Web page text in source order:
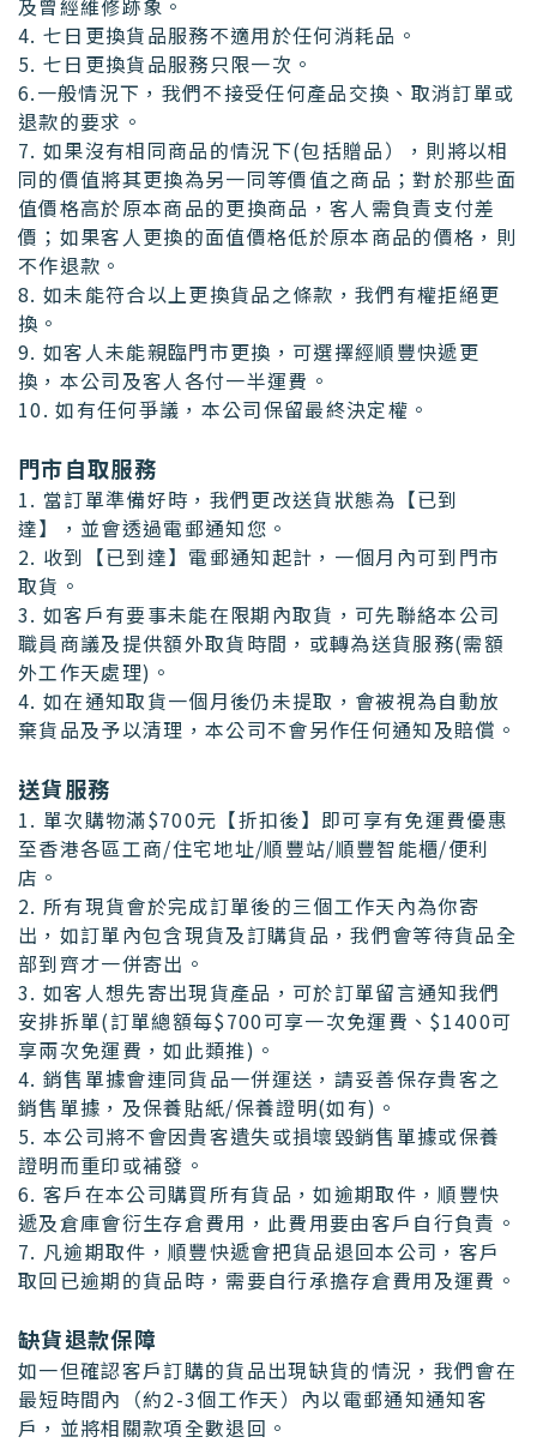
及曾經維修跡象。
4. 七日更換貨品服務不適用於任何消耗品。
5. 七日更換貨品服務只限一次。
6.一般情況下，我們不接受任何產品交換、取消訂單或
退款的要求。
7. 如果沒有相同商品的情況下(包括贈品），則將以相
同的價值將其更換為另一同等價值之商品；對於那些面
值價格高於原本商品的更換商品，客人需負責支付差
價；如果客人更換的面值價格低於原本商品的價格，則
不作退款。
8. 如未能符合以上更換貨品之條款，我們有權拒絕更
換。
9. 如客人未能親臨門市更換，可選擇經順豐快遞更
換，本公司及客人各付一半運費。
10. 如有任何爭議，本公司保留最終決定權。
門市自取服務
1. 當訂單準備好時，我們更改送貨狀態為【已到
達】，並會透過電郵通知您。
2. 收到【已到達】電郵通知起計，一個月內可到門市
取貨。
3. 如客戶有要事未能在限期內取貨，可先聯絡本公司
職員商議及提供額外取貨時間，或轉為送貨服務(需額
外工作天處理)。
4. 如在通知取貨一個月後仍未提取，會被視為自動放
棄貨品及予以清理，本公司不會另作任何通知及賠償。
送貨服務
1. 單次購物滿$700元【折扣後】即可享有免運費優惠
至香港各區工商/住宅地址/順豐站/順豐智能櫃/便利
店。
2. 所有現貨會於完成訂單後的三個工作天內為你寄
出，如訂單內包含現貨及訂購貨品，我們會等待貨品全
部到齊才一併寄出。
3. 如客人想先寄出現貨產品，可於訂單留言通知我們
安排拆單(訂單總額每$700可享一次免運費、$1400可
享兩次免運費，如此類推)。
4. 銷售單據會連同貨品一併運送，請妥善保存貴客之
銷售單據，及保養貼紙/保養證明(如有)。
5. 本公司將不會因貴客遺失或損壞毀銷售單據或保養
證明而重印或補發。
6. 客戶在本公司購買所有貨品，如逾期取件，順豐快
遞及倉庫會衍生存倉費用，此費用要由客戶自行負責。
7. 凡逾期取件，順豐快遞會把貨品退回本公司，客戶
取回已逾期的貨品時，需要自行承擔存倉費用及運費。
缺貨退款保障
如一但確認客戶訂購的貨品出現缺貨的情況，我們會在
最短時間內（約2-3個工作天）內以電郵通知通知客
戶，並將相關款項全數退回。